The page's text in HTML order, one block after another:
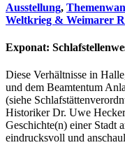
Ausstellung,
Weltkrieg & Weimarer
Exponat:
Diese Verhältnisse in
und dem Beamtentum
(siehe
Historiker Dr. Uwe
Geschichte(n) einer Stadt
eindrucksvoll und